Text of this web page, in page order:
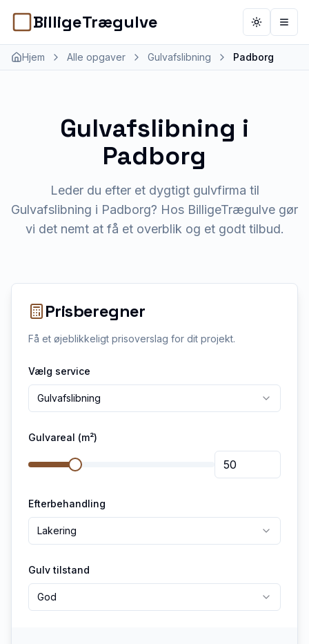
BilligeTrægulve ToggleÅbn
Hjem Alle opgaver Gulvafslibning Padborg
Gulvafslibning i
Padborg
Leder du efter et dygtigt gulvfirma til
Gulvafslibning i Padborg? Hos BilligeTrægulve gør
vi det nemt at få et overblik og et godt tilbud.
Prisberegner
Få et øjeblikkeligt prisoverslag for dit projekt.
Vælg service
Gulvafslibning
Gulvareal (m²)
Efterbehandling
Lakering
Gulv tilstand
God